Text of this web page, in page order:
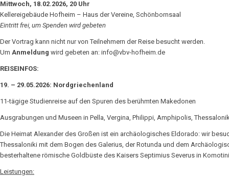
Mittwoch, 18.02.2026, 20 Uhr
Kellereigebäude Hofheim – Haus der Vereine, Schönbornsaal
Eintritt frei, um Spenden wird gebeten
Der Vortrag kann nicht nur von Teilnehmern der Reise besucht werden.
Um Anmeldung wird gebeten an: info@vbv-hofheim.de
REISEINFOS:
19. – 29.05.2026: Nordgriechenland
11-tägige Studienreise auf den Spuren des berühmten Makedonen
Ausgrabungen und Museen in Pella, Vergina, Philippi, Amphipolis,
Die Heimat Alexander des Großen ist ein archäologisches Eldorado: wir
Thessaloniki mit dem Bogen des Galerius, der Rotunda und dem
besterhaltene römische Goldbüste des Kaisers Septimius Severus in
Leistungen: